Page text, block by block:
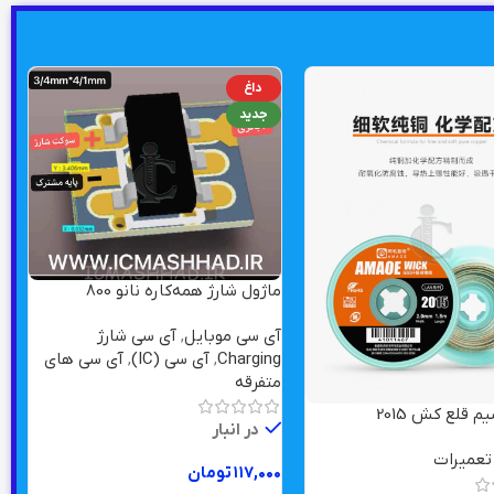
تعمیرات
داغ
جدید
ماژول شارژ همه‌کاره نانو 800
آی سی موبایل,آی سی شارژ
Charging
,آی سی (IC) ,آی سی های
متفرقه
در انبار
۱۱۷,۰۰۰تومان